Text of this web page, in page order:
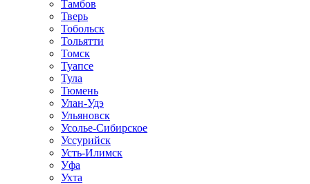
Тамбов
Тверь
Тобольск
Тольятти
Томск
Туапсе
Тула
Тюмень
Улан-Удэ
Ульяновск
Усолье-Сибирское
Уссурийск
Усть-Илимск
Уфа
Ухта